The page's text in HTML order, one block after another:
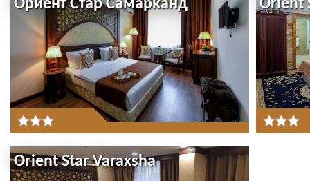
Ориент Стар Самарканд Orient
Orient Star Varaxsha